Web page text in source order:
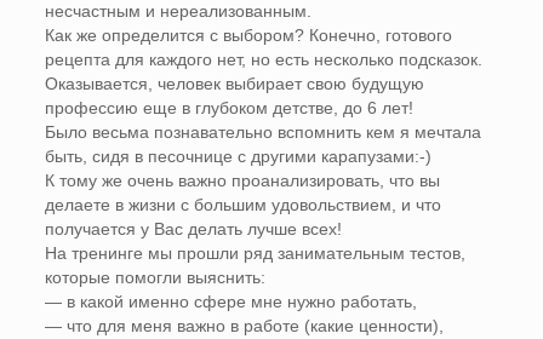
несчастным и нереализованным.
Как же определится с выбором? Конечно, готового
рецепта для каждого нет, но есть несколько подсказок.
Оказывается, человек выбирает свою будущую
профессию еще в глубоком детстве, до 6 лет!
Было весьма познавательно вспомнить кем я мечтала
быть, сидя в песочнице с другими карапузами:-)
К тому же очень важно проанализировать, что вы
делаете в жизни с большим удовольствием, и что
получается у Вас делать лучше всех!
На тренинге мы прошли ряд занимательным тестов,
которые помогли выяснить:
— в какой именно сфере мне нужно работать,
— что для меня важно в работе (какие ценности),